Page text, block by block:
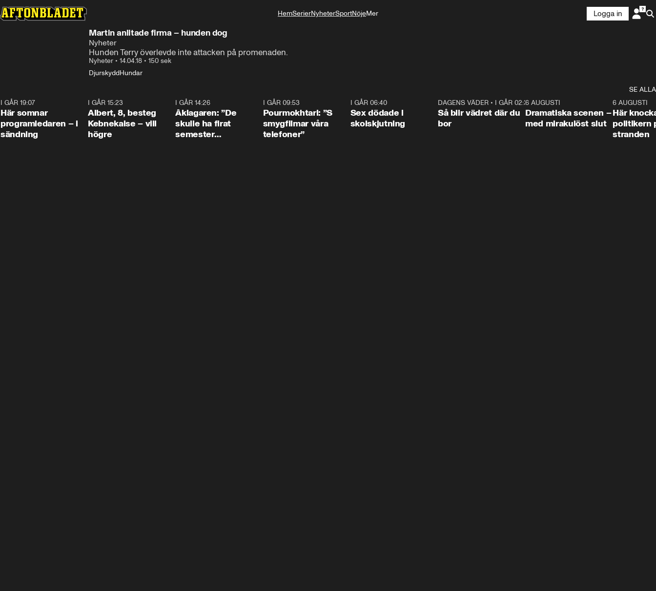
HemSerierNyheterSportNöjeMer
Logga in
Martin anlitade firma – hunden dog
Nyheter
Hunden Terry överlevde inte attacken på promenaden.
Nyheter • 14.04.18 • 150 sek
DjurskyddHundar
SE ALLA
I GÅR 19:07
Här somnar
programledaren – i
sändning
I GÅR 15:23
Albert, 8, besteg
Kebnekaise – vill
högre
I GÅR 14:26
Åklagaren: ”De
skulle ha firat
semester
I GÅR 09:53
Pourmokhtari: ”S
smygfilmar våra
telefoner”
I GÅR 06:40
Sex dödade i
skolskjutning
1:06
DAGENS VÄDER• I GÅR 02:30
Så blir vädret där du
bor
0:42
6 AUGUSTI
Dramatiska scenen –
med mirakulöst slut
6 AUGUSTI
Här
politikern
stranden